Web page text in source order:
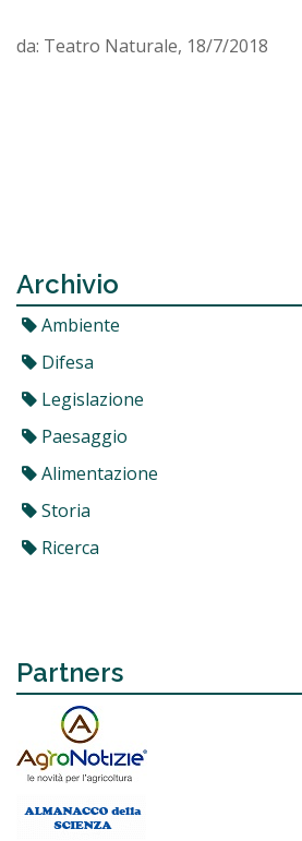
da: Teatro Naturale, 18/7/2018
Archivio
Ambiente
Difesa
Legislazione
Paesaggio
Alimentazione
Storia
Ricerca
Partners